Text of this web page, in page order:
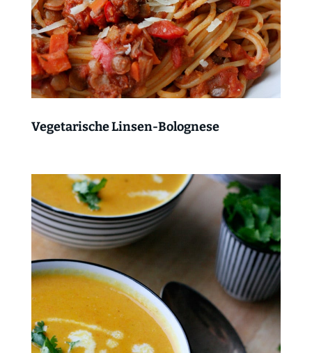
Vegetarische Linsen-Bolognese